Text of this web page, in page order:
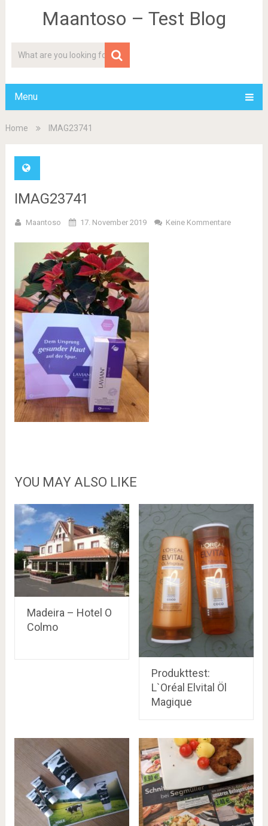
Maantoso – Test Blog
Menu
Home IMAG23741
IMAG23741
Maantoso 17. November 2019 Keine Kommentare
YOU MAY ALSO LIKE
Madeira – Hotel O
Colmo
Produkttest:
L`Oréal Elvital Öl
Magique